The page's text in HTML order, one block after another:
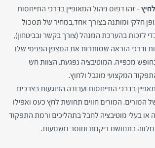
– זהו דפוס ניהול המאופיין בדרכי התייחסות
חלקי ומותנה בצורך אחד,במחיר של תסכול
לזכות בהערכת המנהל (צורך בקשר ובביטחון),
ודרכי הוראה שסותרות את המצפן הפנימי שלו
מכפייה. המוטיבציה נפגעת, הצוות חש
המקצועי מוגבל ולחוץ.
בדרכי התייחסות ועבודה הפוגעות בצרכים
המורים. המורים חווים תחושת לחץ כעס ואפילו
או בעלי מוטיבציה לחבל בתהליכים ורמת התפקוד
בתחושת ריקנות וחוסר משמעות.